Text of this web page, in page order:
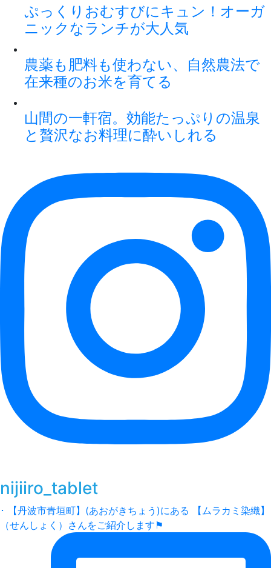
ぷっくりおむすびにキュン！オーガ
ニックなランチが大人気
農薬も肥料も使わない、自然農法で
在来種のお米を育てる
山間の一軒宿。効能たっぷりの温泉
と贅沢なお料理に酔いしれる
nijiiro_tablet
･ 【丹波市青垣町】(あおがきちょう)にある 【ムラカミ染織】
（せんしょく）さんをご紹介します⚑